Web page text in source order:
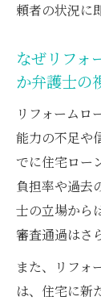
頼者の状況に
なぜリフォ
か弁護士の
リフォームロ
能力の不足や
でに住宅ロー
負担率や過去
士の立場から
審査通過はさ
また、リフォ
は、住宅に新